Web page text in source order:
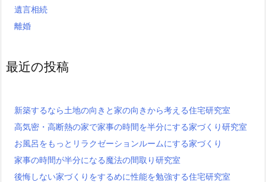
遺言相続
離婚
最近の投稿
新築するなら土地の向きと家の向きから考える住宅研究室
高気密・高断熱の家で家事の時間を半分にする家づくり研究室
お風呂をもっとリラクゼーションルームにする家づくり
家事の時間が半分になる魔法の間取り研究室
後悔しない家づくりをするめに性能を勉強する住宅研究室